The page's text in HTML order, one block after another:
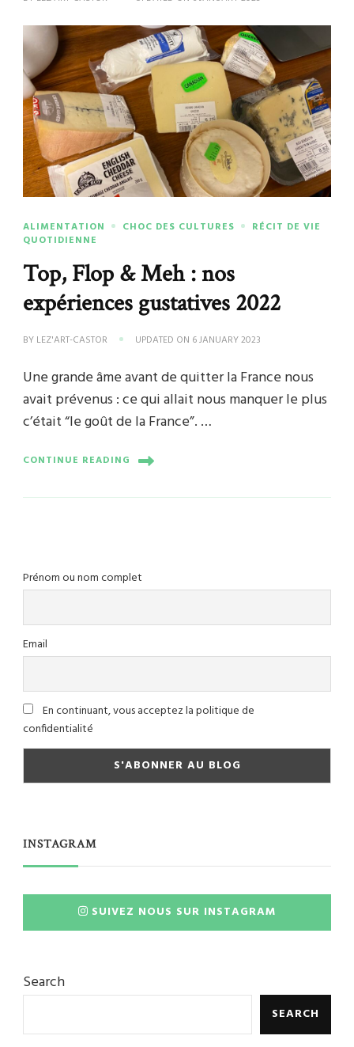
ALIMENTATION CHOC DES CULTURES
RÉCIT DE VIE
QUOTIDIENNE
Top, Flop & Meh : nos
expériences gustatives 2022
BY LEZ'ART-CASTOR UPDATED ON 6 JANUARY 2023
Une grande âme avant de quitter la France nous
avait prévenus : ce qui allait nous manquer le plus
c’était “le goût de la France”. …
CONTINUE READING
Prénom ou nom complet
Email
En continuant, vous acceptez la politique de
confidentialité
INSTAGRAM
SUIVEZ NOUS SUR INSTAGRAM
Search
SEARCH